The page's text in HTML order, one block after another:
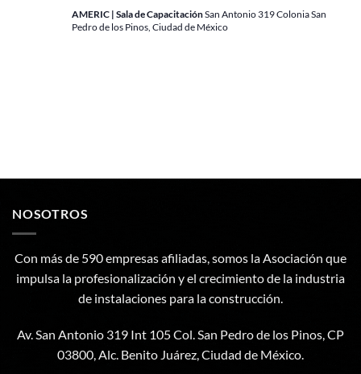
AMERIC | Sala de CapacitaciónSan Antonio 319 Colonia San
Pedro de los Pinos, Ciudad de México
NOSOTROS
Con más de 590 empresas afiliadas, somos la Asociación que
impulsa la profesionalización y el crecimiento de la industria
de instalaciones para la construcción.
Av. San Antonio 319 Int 105 Col. San Pedro de los Pinos, CP
03800, Alc. Benito Juárez, Ciudad de México.